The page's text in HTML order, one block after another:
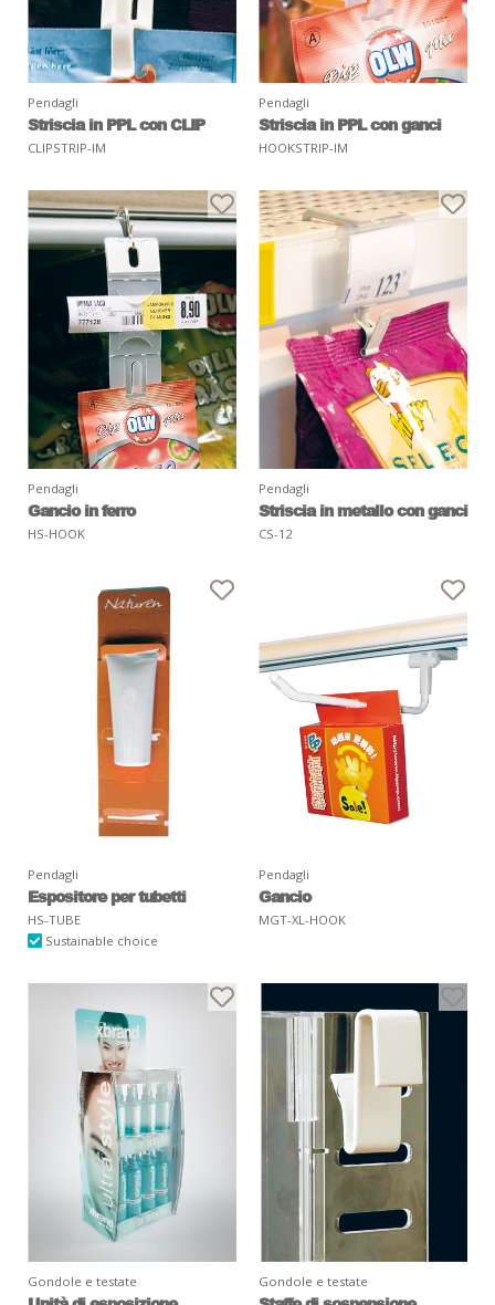
Pendagli
Striscia in PPL con CLIP
CLIPSTRIP-IM
Pendagli
Striscia in PPL con ganci
HOOKSTRIP-IM
Pendagli
Gancio in ferro
HS-HOOK
Pendagli
Striscia in metallo con ganci
CS-12
Pendagli
Espositore per tubetti
HS-TUBE
Sustainable choice
Pendagli
Gancio
MGT-XL-HOOK
Gondole e testate Gondole e testate